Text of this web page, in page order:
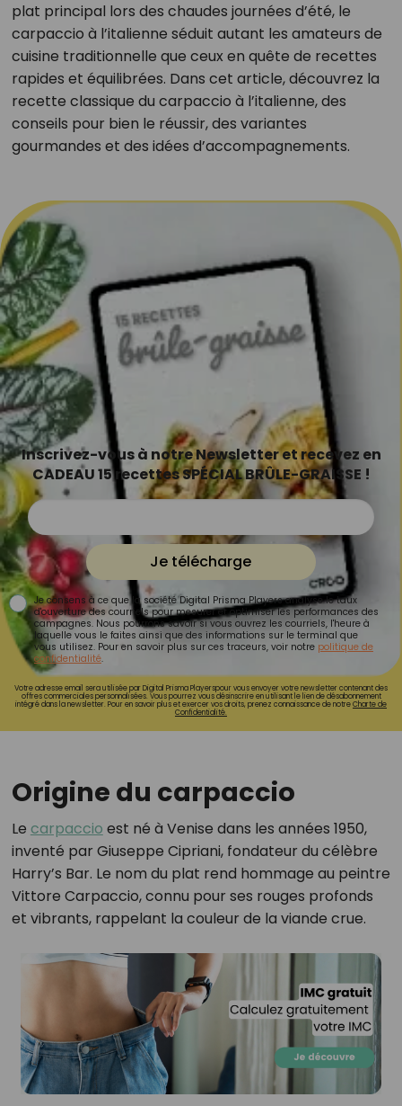
plat principal lors des chaudes journées d’été, le
carpaccio à l’italienne séduit autant les amateurs de
cuisine traditionnelle que ceux en quête de recettes
rapides et équilibrées. Dans cet article, découvrez la
recette classique du carpaccio à l’italienne, des
conseils pour bien le réussir, des variantes
gourmandes et des idées d’accompagnements.
Inscrivez-vous à notre Newsletter et recevez en
CADEAU 15 recettes SPÉCIAL BRÛLE-GRAISSE !
Je télécharge
Je consens à ce que la société Digital Prisma Players analyse le taux
d'ouverture des courriels pour mesurer et optimiser les performances des
campagnes. Nous pourrons savoir si vous ouvrez les courriels, l'heure à
laquelle vous le faites ainsi que des informations sur le terminal que
vous utilisez. Pour en savoir plus sur ces traceurs, voir notre politique de
confidentialité.
Votre adresse email sera utilisée par Digital Prisma Playerspour vous envoyer votre newsletter contenant des
offres commerciales personnalisées. Vous pourrez vous désinscrire en utilisant le lien de désabonnement
intégré dans la newsletter. Pour en savoir plus et exercer vos droits, prenez connaissance de notreCharte de
Confidentialité.
Origine du carpaccio
Le carpaccio est né à Venise dans les années 1950,
inventé par Giuseppe Cipriani, fondateur du célèbre
Harry’s Bar. Le nom du plat rend hommage au peintre
Vittore Carpaccio, connu pour ses rouges profonds
et vibrants, rappelant la couleur de la viande crue.